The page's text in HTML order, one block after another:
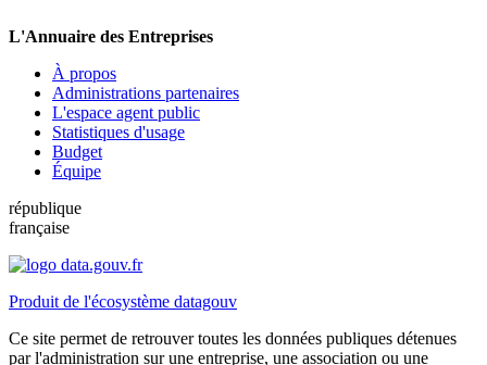
L'Annuaire des Entreprises
À propos
Administrations partenaires
L'espace agent public
Statistiques d'usage
Budget
Équipe
république
française
Produit de l'écosystème datagouv
Ce site permet de retrouver toutes les données publiques détenues
par l'administration sur une entreprise, une association ou une